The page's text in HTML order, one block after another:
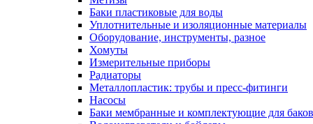
Баки пластиковые для воды
Уплотнительные и изоляционные материалы
Оборудование, инструменты, разное
Хомуты
Измерительные приборы
Радиаторы
Металлопластик: трубы и пресс-фитинги
Насосы
Баки мембранные и комплектующие для баков